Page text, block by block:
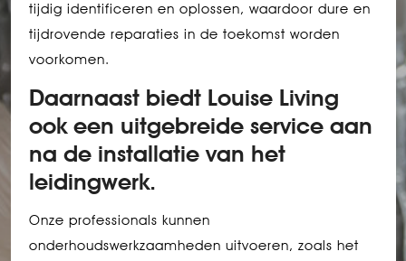
tijdig identificeren en oplossen, waardoor dure en
tijdrovende reparaties in de toekomst worden
voorkomen.
Daarnaast biedt Louise Living
ook een uitgebreide service aan
na de installatie van het
leidingwerk.
Onze professionals kunnen
onderhoudswerkzaamheden uitvoeren, zoals het